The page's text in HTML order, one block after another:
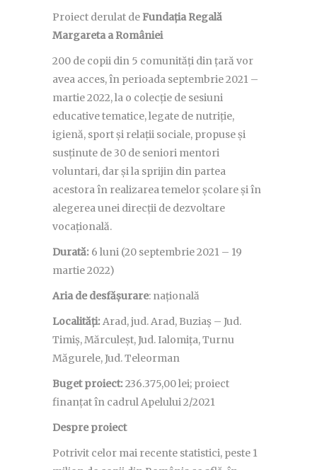
Proiect derulat de Fundația Regală
Margareta a României
200 de copii din 5 comunități din țară vor
avea acces, în perioada septembrie 2021 –
martie 2022, la o colecție de sesiuni
educative tematice, legate de nutriție,
igienă, sport și relații sociale, propuse și
susținute de 30 de seniori mentori
voluntari, dar și la sprijin din partea
acestora în realizarea temelor școlare și în
alegerea unei direcții de dezvoltare
vocațională.
Durată: 6 luni (20 septembrie 2021 – 19
martie 2022)
Aria de desfășurare: națională
Localități:Arad, jud. Arad, Buziaș – Jud.
Timiș, Mărculeșt, Jud. Ialomița, Turnu
Măgurele, Jud. Teleorman
Buget proiect:236.375,00 lei; proiect
finanțat în cadrul Apelului 2/2021
Despre proiect
Potrivit celor mai recente statistici, peste 1